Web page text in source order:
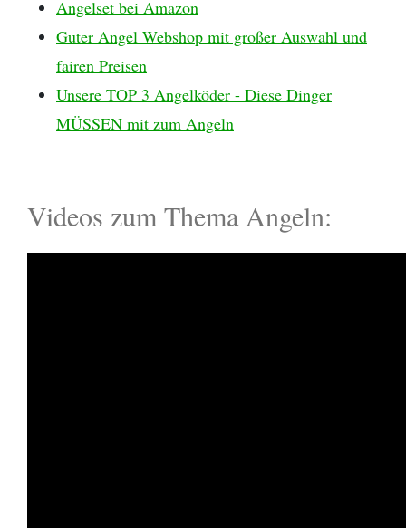
Angelset bei Amazon
Guter Angel Webshop mit großer Auswahl und
fairen Preisen
Unsere TOP 3 Angelköder - Diese Dinger
MÜSSEN mit zum Angeln
Videos zum Thema Angeln: